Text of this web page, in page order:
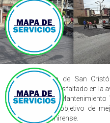
La Alcaldía de San
especial de asfaltado en la
del Plan de
2026 cuyo objetivo de
capital tachirense.